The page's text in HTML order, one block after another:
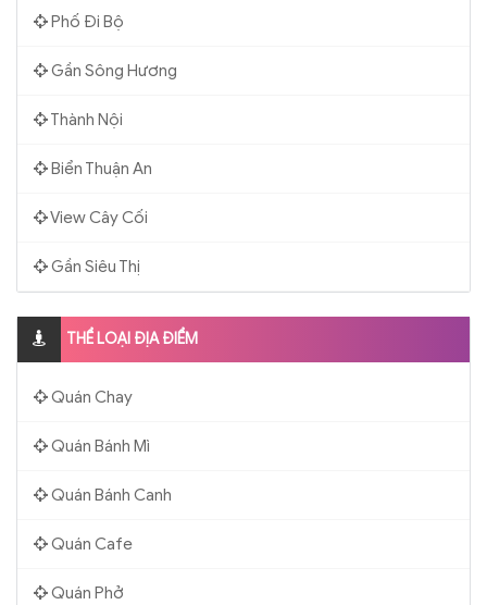
Phố Đi Bộ
Gần Sông Hương
Thành Nội
Biển Thuận An
View Cây Cối
Gần Siêu Thị
THỂ LOẠI ĐỊA ĐIỂM
Quán Chay
Quán Bánh Mì
Quán Bánh Canh
Quán Cafe
Quán Phở